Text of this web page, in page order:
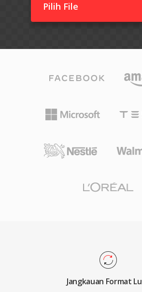
Pilih File
Jangkauan Format